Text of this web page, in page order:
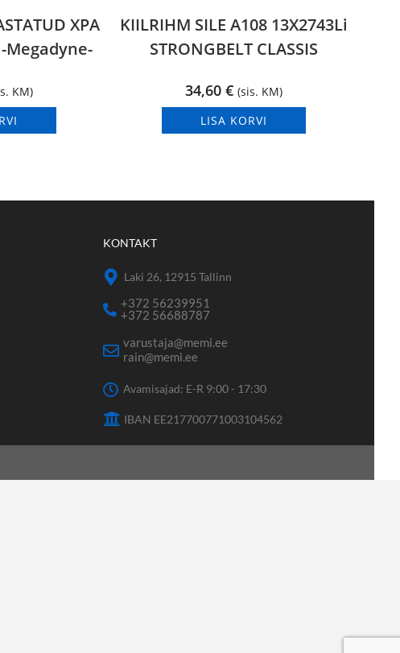
XPA
Megadyne-
KM)
KIILRIHM SILE A108 13X2743Li
STRONGBELT CLASSIS
34,60 € (sis. KM)
LISA KORVI
KONTAKT
Laki 26, 12915 Tallinn
+372 56239951
+372 56688787
varustaja@memi.ee
rain@memi.ee
Avamisajad: E-R 9:00 - 17:30
IBAN EE217700771003104562